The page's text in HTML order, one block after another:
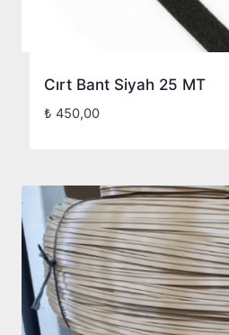
Cırt Bant Siyah 25 MT
₺ 450,00